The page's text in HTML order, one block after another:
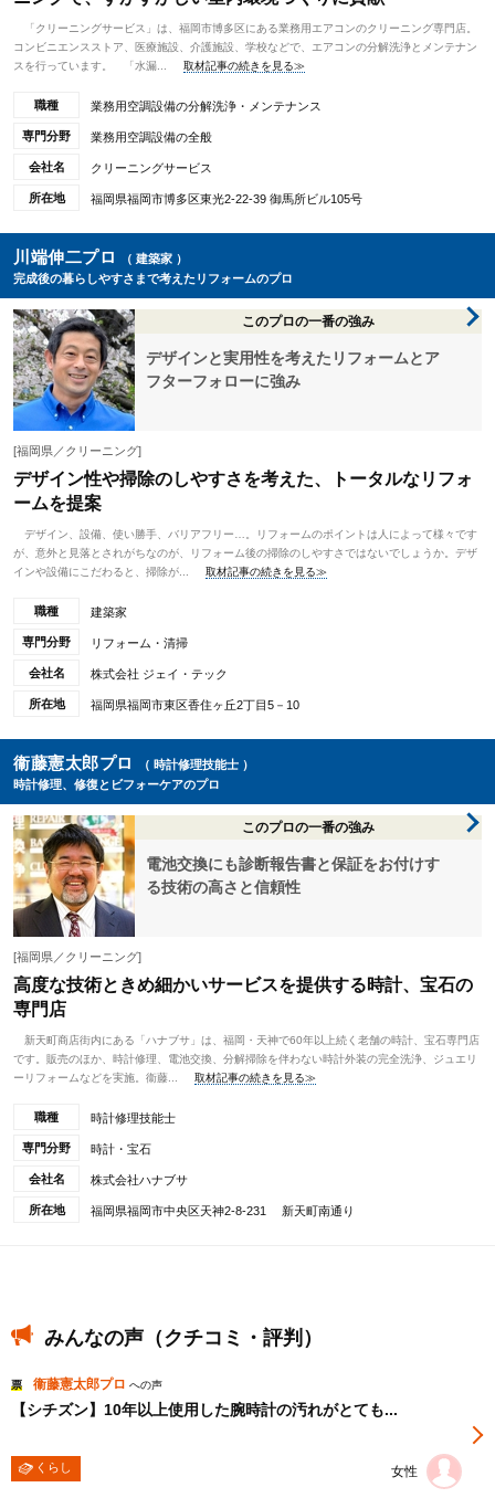
「クリーニングサービス」は、福岡市博多区にある業務用エアコンのクリーニング専門店。
コンビニエンスストア、医療施設、介護施設、学校などで、エアコンの分解洗浄とメンテナン
スを行っています。 「水漏...
取材記事の続きを見る≫
職種 業務用空調設備の分解洗浄・メンテナンス
専門分野 業務用空調設備の全般
会社名 クリーニングサービス
所在地 福岡県福岡市博多区東光2-22-39 御馬所ビル105号
川端伸二プロ
（ 建築家 ）
完成後の暮らしやすさまで考えたリフォームのプロ
このプロの一番の強み
デザインと実用性を考えたリフォームとア
フターフォローに強み
[福岡県／クリーニング]
デザイン性や掃除のしやすさを考えた、トータルなリフォ
ームを提案
デザイン、設備、使い勝手、バリアフリー…。リフォームのポイントは人によって様々です
が、意外と見落とされがちなのが、リフォーム後の掃除のしやすさではないでしょうか。デザ
インや設備にこだわると、掃除が...
取材記事の続きを見る≫
職種 建築家
専門分野 リフォーム・清掃
会社名 株式会社 ジェイ・テック
所在地 福岡県福岡市東区香住ヶ丘2丁目5－10
衞藤憲太郎プロ
（ 時計修理技能士 ）
時計修理、修復とビフォーケアのプロ
このプロの一番の強み
電池交換にも診断報告書と保証をお付けす
る技術の高さと信頼性
[福岡県／クリーニング]
高度な技術ときめ細かいサービスを提供する時計、宝石の
専門店
新天町商店街内にある「ハナブサ」は、福岡・天神で60年以上続く老舗の時計、宝石専門店
です。販売のほか、時計修理、電池交換、分解掃除を伴わない時計外装の完全洗浄、ジュエリ
ーリフォームなどを実施。衞藤...
取材記事の続きを見る≫
職種 時計修理技能士
専門分野 時計・宝石
会社名 株式会社ハナブサ
所在地 福岡県福岡市中央区天神2-8-231 新天町南通り
みんなの声（クチコミ・評判）
票 衞藤憲太郎プロ への声
【シチズン】10年以上使用した腕時計の汚れがとても...
くらし 女性